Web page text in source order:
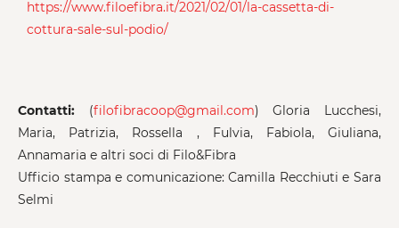
https://www.filoefibra.it/2021/02/01/la-cassetta-di-
cottura-sale-sul-podio/
Contatti: (filofibracoop@gmail.com) Gloria Lucchesi,
Maria, Patrizia, Rossella , Fulvia, Fabiola, Giuliana,
Annamaria e altri soci di Filo&Fibra
Ufficio stampa e comunicazione: Camilla Recchiuti e Sara
Selmi